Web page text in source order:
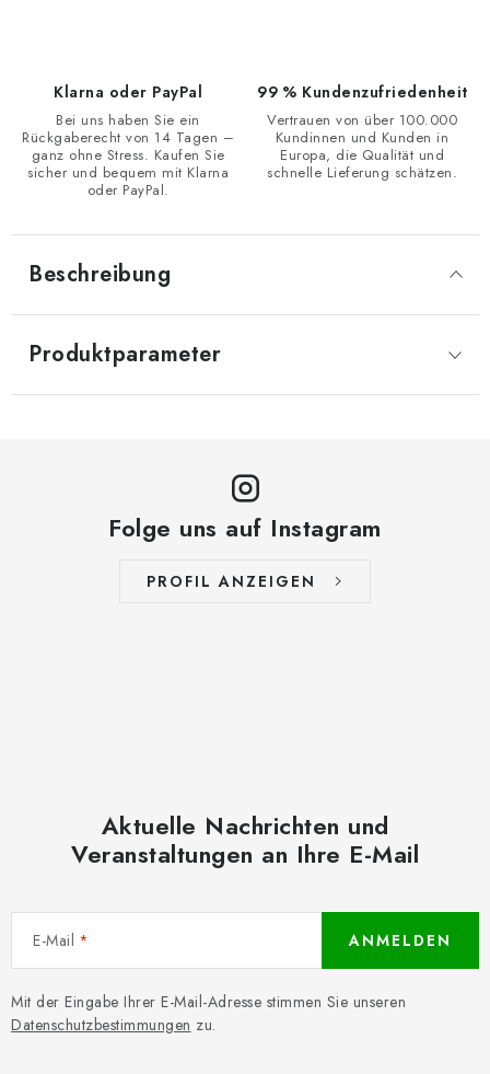
Klarna oder PayPal
Bei uns haben Sie ein
Rückgaberecht von 14 Tagen –
ganz ohne Stress. Kaufen Sie
sicher und bequem mit Klarna
oder PayPal.
99 % Kundenzufriedenheit
Vertrauen von über 100.000
Kundinnen und Kunden in
Europa, die Qualität und
schnelle Lieferung schätzen.
Beschreibung
Produktparameter
Folge uns auf Instagram
PROFIL ANZEIGEN
Aktuelle Nachrichten und
Veranstaltungen an Ihre E-Mail
E-Mail
Mit der Eingabe Ihrer E-Mail-Adresse stimmen Sie unseren
Datenschutzbestimmungen zu.
ANMELDEN